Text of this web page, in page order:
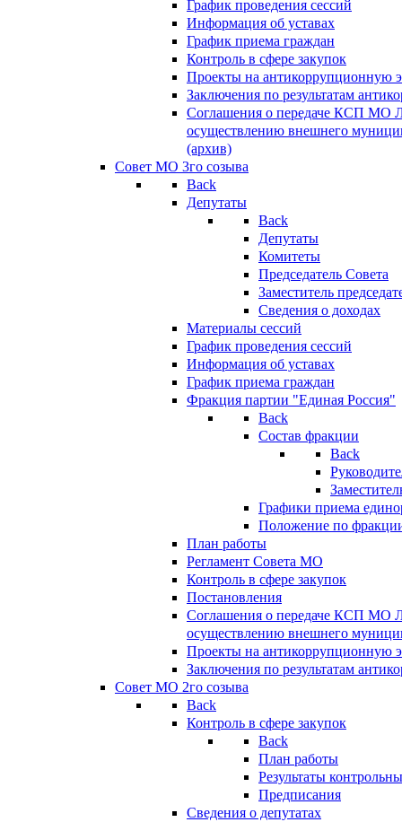
График проведения сессий
Информация об уставах
График приема граждан
Контроль в сфере закупок
Проекты на антикоррупционную
Заключения по результатам
Соглашения о передаче КСП МО
осуществлению внешнего
(архив)
Совет МО 3го созыва
Back
Депутаты
Back
Депутаты
Комитеты
Председатель Совета
Заместитель
Сведения о доходах
Материалы сессий
График проведения сессий
Информация об уставах
График приема граждан
Фракция партии "Единая Россия"
Back
Состав фракции
Back
Графики приема
Положение по
План работы
Регламент Совета МО
Контроль в сфере закупок
Постановления
Соглашения о передаче КСП МО
осуществлению внешнего
Проекты на антикоррупционную
Заключения по результатам
Совет МО 2го созыва
Back
Контроль в сфере закупок
Back
План работы
Результаты
Предписания
Сведения о депутатах